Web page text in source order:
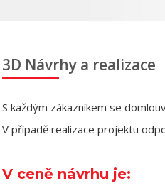
3D Návrhy a realizace
S každým zákazníkem se
V případě realizace projektu
V ceně návrhu je: